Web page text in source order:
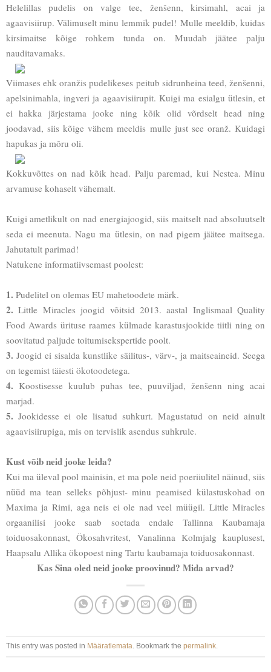
Helelillas pudelis on valge tee, ženšenn, kirsimahl, acai ja
agaavisiirup. Välimuselt minu lemmik pudel! Mulle meeldib, kuidas
kirsimaitse kõige rohkem tunda on. Muudab jäätee palju
nauditavamaks.
Viimases ehk oranžis pudelikeses peitub sidrunheina teed, ženšenni,
apelsinimahla, ingveri ja agaavisiirupit. Kuigi ma esialgu ütlesin, et
ei hakka järjestama jooke ning kõik olid võrdselt head ning
joodavad, siis kõige vähem meeldis mulle just see oranž. Kuidagi
hapukas ja mõru oli.
Kokkuvõttes on nad kõik head. Palju paremad, kui Nestea. Minu
arvamuse kohaselt vähemalt.
Kuigi ametlikult on nad energiajoogid, siis maitselt nad absoluutselt
seda ei meenuta. Nagu ma ütlesin, on nad pigem jäätee maitsega.
Jahutatult parimad!
Natukene informatiivsemast poolest:
1. Pudelitel on olemas EU mahetoodete märk.
2. Little Miracles joogid võitsid 2013. aastal Inglismaal Quality
Food Awards ürituse raames külmade karastusjookide tiitli ning on
soovitatud paljude toitumisekspertide poolt.
3. Joogid ei sisalda kunstlike säilitus-, värv-, ja maitseaineid. Seega
on tegemist täiesti ökotoodetega.
4. Koostisesse kuulub puhas tee, puuviljad, ženšenn ning acai
marjad.
5. Jookidesse ei ole lisatud suhkurt. Magustatud on neid ainult
agaavisiirupiga, mis on tervislik asendus suhkrule.
Kust võib neid jooke leida?
Kui ma üleval pool mainisin, et ma pole neid poeriiulitel näinud, siis
nüüd ma tean selleks põhjust- minu peamised külastuskohad on
Maxima ja Rimi, aga neis ei ole nad veel müügil. Little Miracles
orgaanilisi jooke saab soetada endale Tallinna Kaubamaja
toiduosakonnast, Ökosahvritest, Vanalinna Kolmjalg kauplusest,
Haapsalu Allika ökopoest ning Tartu kaubamaja toiduosakonnast.
Kas Sina oled neid jooke proovinud? Mida arvad?
This entry was posted in Määratlemata . Bookmark the permalink.